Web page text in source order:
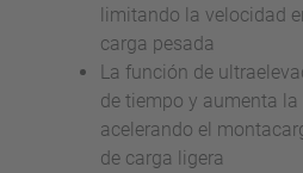
limitando la velocidad
carga pesada
La función de
de tiempo y aumenta
acelerando el
de carga ligera